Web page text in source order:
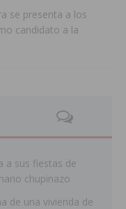
se presenta a los
candidato a la
a sus fiestas de
chupinazo
de una vivienda de